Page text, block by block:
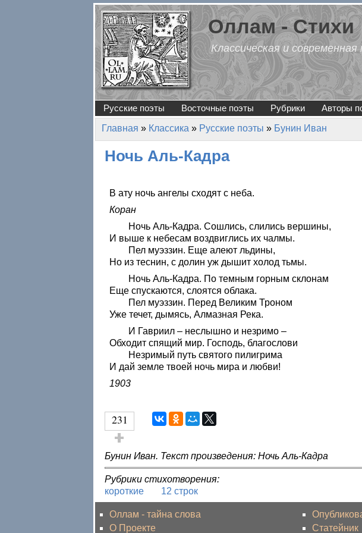
Перейти к основному содержанию
Оллам - Стихи
Классическая и современная
Русские поэты Восточные поэты Рубрики Авторы
Вы здесь
Главная » Классика » Русские поэты » Бунин Иван
Ночь Аль-Кадра
В ату ночь ангелы сходят с неба.
Коран
Ночь Аль-Кадра. Сошлись, слились вершины,
И выше к небесам воздвиглись их чалмы.
Пел муэззин. Еще алеют льдины,
Но из теснин, с долин уж дышит холод тьмы.
Ночь Аль-Кадра. По темным горным склонам
Еще спускаются, слоятся облака.
Пел муэззин. Перед Великим Троном
Уже течет, дымясь, Алмазная Река.
И Гавриил – неслышно и незримо –
Обходит спящий мир. Господь, благослови
Незримый путь святого пилигрима
И дай земле твоей ночь мира и любви!
1903
231
Голос за!
Бунин Иван. Текст произведения: Ночь Аль-Кадра
Рубрики стихотворения:
короткие
12 строк
Оллам - тайна слова
О Проекте
Статейник